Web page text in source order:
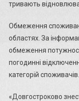
тривають
Обмеження
областях. За
обмеження
погодинні
категорій споживачів.
«Довгостроково